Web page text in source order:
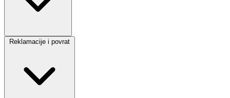
Reklamacije i povrat